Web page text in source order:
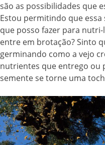
são as possibilidades que
Estou permitindo que
que posso fazer para
entre em brotação? Sinto
germinando como a vejo
nutrientes que entrego ou
semente se torne uma